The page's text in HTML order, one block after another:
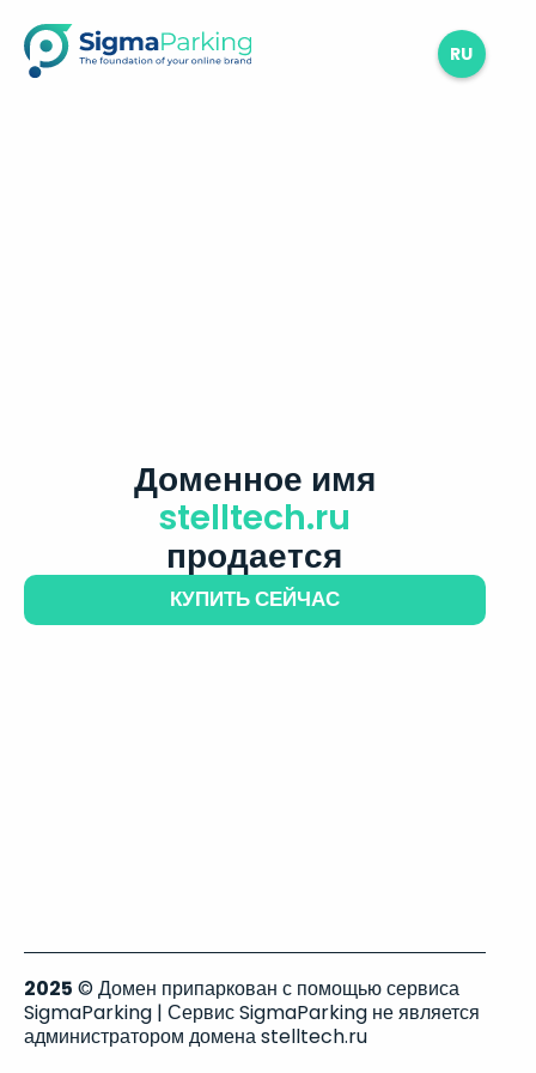
RU
Доменное имя
stelltech.ru
продается
КУПИТЬ СЕЙЧАС
2025 © Домен припаркован с помощью сервиса
SigmaParking | Сервис SigmaParking не является
администратором домена stelltech.ru